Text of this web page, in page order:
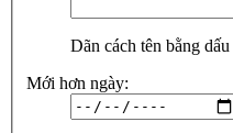
Dãn cách tên bằng
Mới hơn ngày: